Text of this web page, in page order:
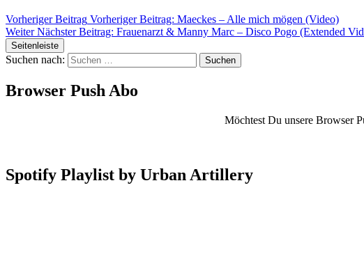
Vorheriger Beitrag Vorheriger Beitrag: Maeckes – Alle mich mögen (Video)
Weiter Nächster Beitrag: Frauenarzt & Manny Marc – Disco Pogo (Extended
Seitenleiste
Suchen nach:
Browser Push Abo
Möchtest Du unsere Browser
Spotify Playlist by Urban Artillery